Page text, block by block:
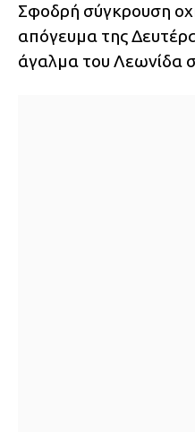
Σφοδρή σύγκρουση
απόγευμα της
άγαλμα του Λεωνίδα